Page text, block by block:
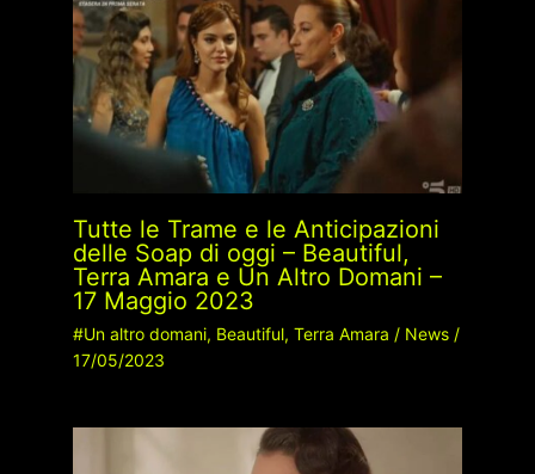
Tutte le Trame e le Anticipazioni
delle Soap di oggi – Beautiful,
Terra Amara e Un Altro Domani –
17 Maggio 2023
#Un altro domani, Beautiful, Terra Amara / News/
17/05/2023